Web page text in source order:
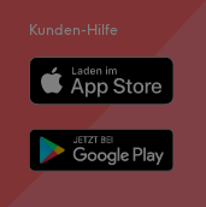
Kunden-Hilfe